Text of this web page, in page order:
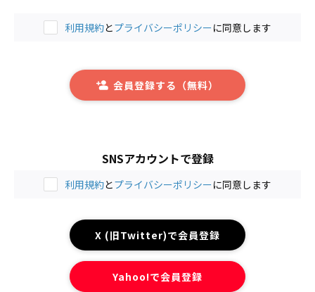
SNSアカウントで登録
利用規約とプライバシーポリシーに同意します
X (旧Twitter)で会員登録
Yahoo!で会員登録
利用規約とプライバシーポリシーに同意します
会員登録する（無料）